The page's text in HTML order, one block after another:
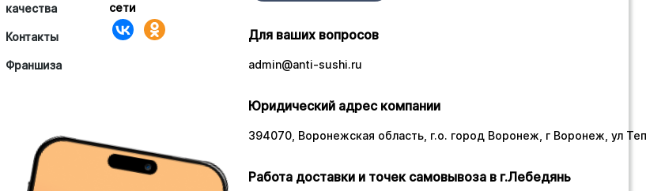
качества
Контакты
Франшиза
сети
Для ваших вопросов
admin@anti-sushi.ru
Юридический адрес компании
394070, Воронежская область, г.о. город Воронеж, г Воронеж, ул
Работа доставки и точек самовывоза в г.Лебедянь